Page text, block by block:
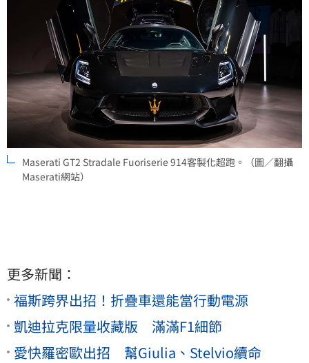
Maserati GT2 Stradale Fuoriserie 914客製化超跑。（圖／翻攝
Maserati網站）
更多新聞：
福斯跨界出招！折疊車還能當行動電源
凱迪拉克限量收藏版 滿滿F1細節
愛快羅密歐出招 幫Giulia、Stelvio續命